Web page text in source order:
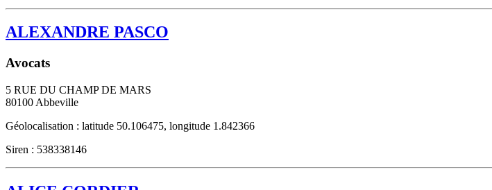
ALEXANDRE PASCO
Avocats
5 RUE DU CHAMP DE MARS
80100 Abbeville
Géolocalisation : latitude 50.106475, longitude 1.842366
Siren : 538338146